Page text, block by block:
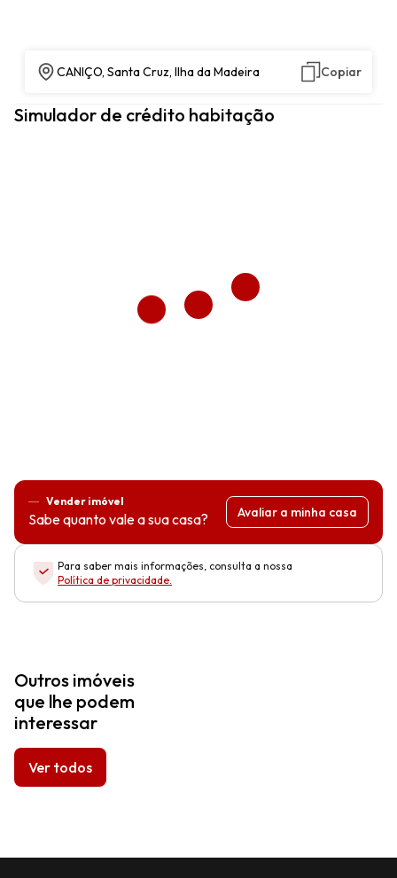
CANIÇO, Santa Cruz, Ilha da Madeira Copiar
Simulador de crédito habitação
Vender imóvel
Sabe quanto vale a sua casa? Avaliar a minha casa
Para saber mais informações, consulta a nossa
Política de privacidade.
Outros imóveis
que lhe podem
interessar
Ver todos